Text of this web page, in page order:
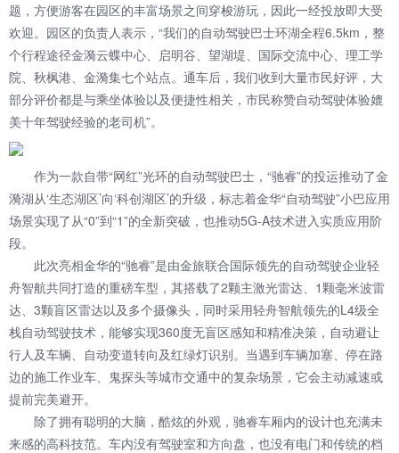
题，方便游客在园区的丰富场景之间穿梭游玩，因此一经投放即大受
欢迎。园区的负责人表示，“我们的自动驾驶巴士环湖全程6.5km，整
个行程途径金漪云蝶中心、启明谷、望湖堤、国际交流中心、理工学
院、秋枫港、金漪集七个站点。通车后，我们收到大量市民好评，大
部分评价都是与乘坐体验以及便捷性相关，市民称赞自动驾驶体验媲
美十年驾驶经验的老司机”。
作为一款自带“网红”光环的自动驾驶巴士，“驰睿”的投运推动了金
漪湖从‘生态湖区’向‘科创湖区’的升级，标志着金华“自动驾驶”小巴应用
场景实现了从“0”到“1”的全新突破，也推动5G-A技术进入实质应用阶
段。
此次亮相金华的“驰睿”是由金旅联合国际领先的自动驾驶企业轻
舟智航共同打造的重磅车型，其搭载了2颗主激光雷达、1颗毫米波雷
达、3颗盲区雷达以及多个摄像头，同时采用轻舟智航领先的L4级全
栈自动驾驶技术，能够实现360度无盲区感知和精准决策，自动避让
行人及车辆、自动变道转向及红绿灯识别。当遇到车辆加塞、停在路
边的施工作业车、鬼探头等城市交通中的复杂场景，它会主动减速或
提前完美避开。
除了拥有聪明的大脑，酷炫的外观，驰睿车厢内的设计也充满未
来感的高科技范。车内没有驾驶室和方向盘，也没有电门和传统的档